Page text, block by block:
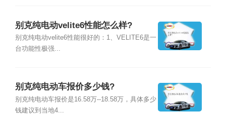
别克纯电动velite6性能怎么样?
别克纯电动velite6性能很好的：1、VELITE6是一
台功能性极强...
别克纯电动车报价多少钱?
别克纯电动车报价是16.58万--18.58万，具体多少
钱建议到当地4...